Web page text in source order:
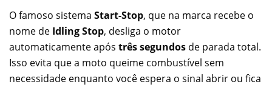
O famoso sistema Start-Stop, que na marca recebe o
nome de Idling Stop, desliga o motor
automaticamente após três segundos de parada total.
Isso evita que a moto queime combustível sem
necessidade enquanto você espera o sinal abrir ou fica